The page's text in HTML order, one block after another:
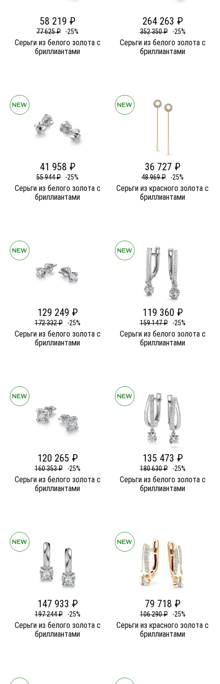
58 219 ₽
77 625 ₽ -25%
Серьги из белого золота c
бриллиантами
264 263 ₽
352 350 ₽ -25%
Серьги из белого золота c
бриллиантами
41 958 ₽
55 944 ₽ -25%
Серьги из белого золота c
бриллиантами
36 727 ₽
48 969 ₽ -25%
Серьги из красного золота c
бриллиантами
129 249 ₽
172 332 ₽ -25%
Серьги из белого золота c
бриллиантами
119 360 ₽
159 147 ₽ -25%
Серьги из белого золота c
бриллиантами
120 265 ₽
160 353 ₽ -25%
Серьги из белого золота c
бриллиантами
135 473 ₽
180 630 ₽ -25%
Серьги из белого золота c
бриллиантами
147 933 ₽
197 244 ₽ -25%
Серьги из белого золота c
бриллиантами
79 718 ₽
106 290 ₽ -25%
Серьги из красного золота c
бриллиантами